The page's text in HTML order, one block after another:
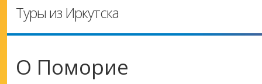
Туры из Иркутска
О Поморие